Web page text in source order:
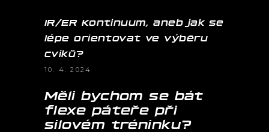
IR/ER Kontinuum, aneb jak se
lépe orientovat ve výběru
cviků?
10. 4. 2024
Měli bychom se bát
flexe páteře při
silovém tréninku?